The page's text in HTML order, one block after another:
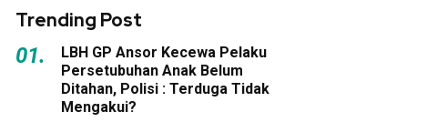
Trending Post
01.
LBH GP Ansor Kecewa Pelaku
Persetubuhan Anak Belum
Ditahan, Polisi : Terduga Tidak
Mengakui?